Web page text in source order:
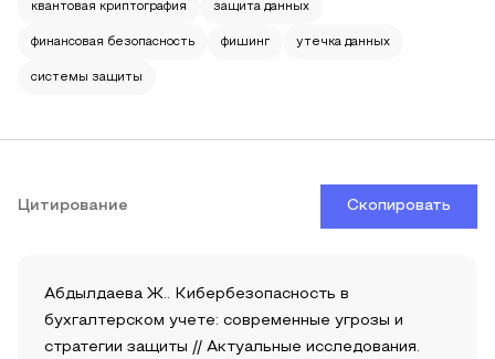
квантовая криптография защита данных
финансовая безопасность фишинг утечка данных
системы защиты
Цитирование Скопировать
Абдылдаева Ж.. Кибербезопасность в
бухгалтерском учете: современные угрозы и
стратегии защиты // Актуальные исследования.